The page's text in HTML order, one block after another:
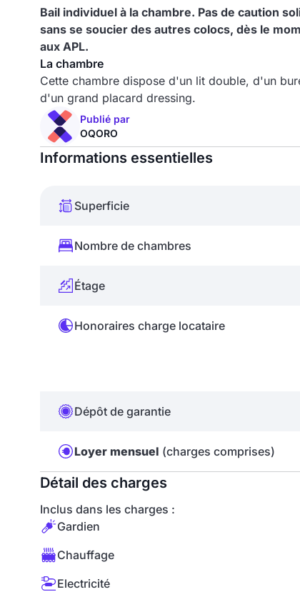
Bail individuel à la chambre. Pas de caution
sans se soucier des autres colocs, dès le
aux APL.
La chambre
Cette chambre dispose d'un lit double, d'un
d'un grand placard dressing.
Publié par
OQORO
Informations essentielles
Superficie
Nombre de chambres
Étage
Honoraires charge locataire
Dépôt de garantie
Loyer mensuel (charges comprises)
Détail des charges
Inclus dans les charges :
Gardien
Chauffage
Electricité